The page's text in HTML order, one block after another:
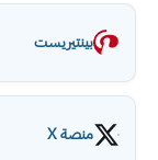
بينتيريست
منصة X